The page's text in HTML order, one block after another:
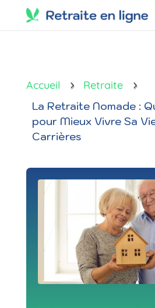
Accueil 5 Retraite 5
La Retraite Nomade :
pour Mieux Vivre Sa
Carrières